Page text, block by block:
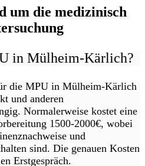
um die medizinisch
in Mülheim-Kärlich?
die MPU in Mülheim-Kärlich
und anderen
Normalerweise kostet eine
1500-2000€, wobei
und
sind. Die genauen Kosten
Erstgespräch.